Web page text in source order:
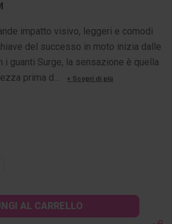
impatto visivo, leggeri e comodi
del successo in moto inizia dalle
i guanti Surge, la sensazione è quella
prima d…
+ Scopri di più